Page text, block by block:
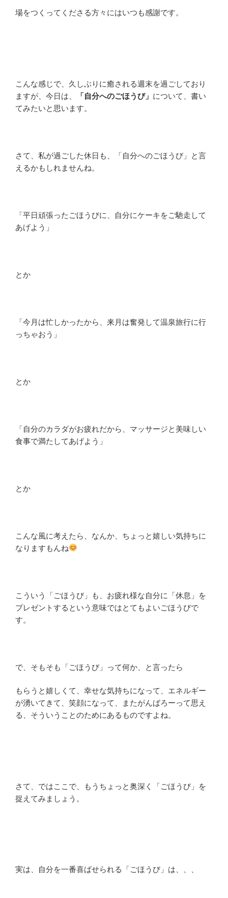
場をつくってくださる方々にはいつも感謝です。
こんな感じで、久しぶりに癒される週末を過ごしており
ますが、今日は、
「自分へのごほうび」 について、書い
てみたいと思います。
さて、私が過ごした休日も、「自分へのごほうび」と言
えるかもしれませんね。
「平日頑張ったごほうびに、自分にケーキをご馳走して
あげよう」
とか
「今月は忙しかったから、来月は奮発して温泉旅行に行
っちゃおう」
とか
「自分のカラダがお疲れだから、マッサージと美味しい
食事で満たしてあげよう」
とか
こんな風に考えたら、なんか、ちょっと嬉しい気持ちに
なりますもんね
こういう「ごほうび」も、お疲れ様な自分に「休息」を
プレゼントするという意味ではとてもよいごほうびで
す。
で、そもそも「ごほうび」って何か、と言ったら
もらうと嬉しくて、幸せな気持ちになって、エネルギー
が湧いてきて、笑顔になって、またがんばろーって思え
る、そういうことのためにあるものですよね。
さて、ではここで、もうちょっと奥深く「ごほうび」を
捉えてみましょう。
実は、自分を一番喜ばせられる「ごほうび」は、、、